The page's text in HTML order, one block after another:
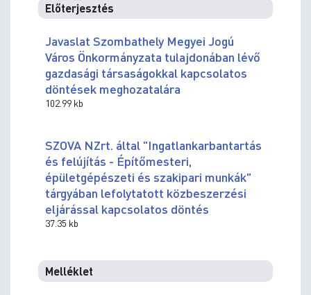
Előterjesztés
Javaslat Szombathely Megyei Jogú
Város Önkormányzata tulajdonában lévő
gazdasági társaságokkal kapcsolatos
döntések meghozatalára
102.99 kb
SZOVA NZrt. által "Ingatlankarbantartás
és felújítás - Építőmesteri,
épületgépészeti és szakipari munkák"
tárgyában lefolytatott közbeszerzési
eljárással kapcsolatos döntés
37.35 kb
Melléklet